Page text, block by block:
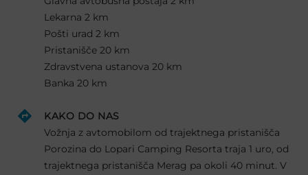
Lekarna 2 km
Pošti urad 2 km
Pristanišče 20 km
Zdravstvena ustanova 20 km
Banka 20 km
KAKO DO NAS
Vožnja z avtomobilom od trajektnega pristanišča
Porozina do Lopari Camping Resorta traja 1 uro, od
trajektnega pristanišča Merag pa okoli 40 minut. V